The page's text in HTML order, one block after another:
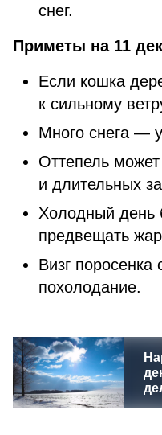
снег.
Приметы на 11
Если кошка
к сильному
Много снега —
Оттепель
и длительных
Холодный день
предвещать
Визг поросенка
похолодание.